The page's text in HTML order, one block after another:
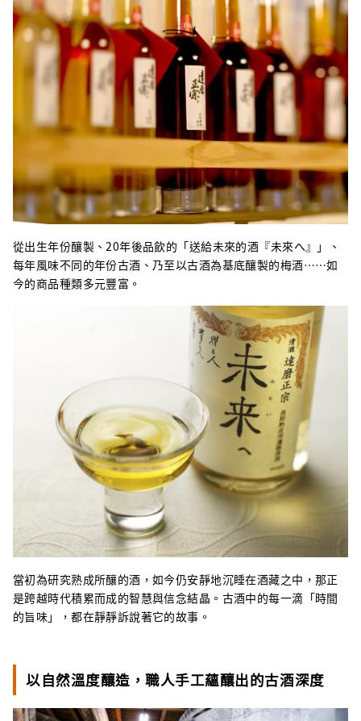
從出生年份釀製、20年後品飲的「送給未來的酒『未來へ』」、
每年風味不同的年份古酒、乃至以古酒為基底釀製的梅酒……如
今的商品種類多元豐富。
當初為研究熟成所釀的酒，如今仍安靜地沉睡在酒藏之中，那正
是跨越時代積累而成的智慧與信念結晶。古酒中的每一滴「時間
的旨味」，都在靜靜訴說著它的故事。
以自然溫度釀造，職人手工蘊釀出的古酒深度